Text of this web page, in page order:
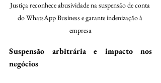
Justiça reconhece abusividade na suspensão de conta
do WhatsApp Business e garante indenização à
empresa
Suspensão arbitrária e impacto nos
negócios